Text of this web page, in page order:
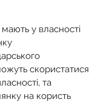
у власності
скористатися
та
на користь